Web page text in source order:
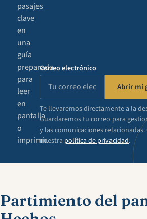
pasajes
clave
en
una
guía
preparada
para
leer
en
pantalla
o
imprimir.
Correo electrónico
Abrir mi
Te llevaremos directamente a la
Guardaremos tu correo para
y las comunicaciones
nuestra política de privacidad.
Partimiento del